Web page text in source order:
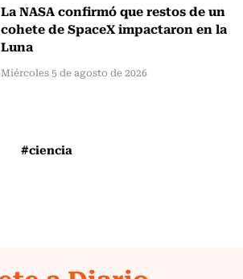
La NASA confirmó que restos de un
cohete de SpaceX impactaron en la
Luna
Miércoles 5 de agosto de 2026
#ciencia